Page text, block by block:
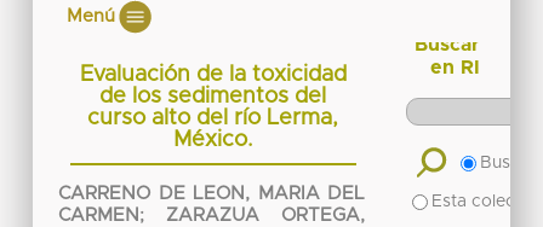
Menú
Evaluación de la toxicidad
de los sedimentos del
curso alto del río Lerma,
México.
CARRENO DE LEON, MARIA DEL
CARMEN ; ZARAZUA ORTEGA,
Buscar
en RI
Buscar
Esta